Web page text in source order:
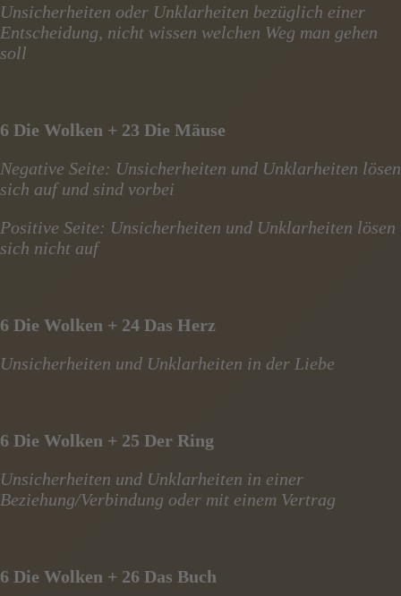
Unsicherheiten oder Unklarheiten bezüglich einer
Entscheidung, nicht wissen welchen Weg man gehen
soll
6 Die Wolken + 23 Die Mäuse
Negative Seite: Unsicherheiten und Unklarheiten lösen
sich auf und sind vorbei
Positive Seite: Unsicherheiten und Unklarheiten lösen
sich nicht auf
6 Die Wolken + 24 Das Herz
Unsicherheiten und Unklarheiten in der Liebe
6 Die Wolken + 25 Der Ring
Unsicherheiten und Unklarheiten in einer
Beziehung/Verbindung oder mit einem Vertrag
6 Die Wolken + 26 Das Buch